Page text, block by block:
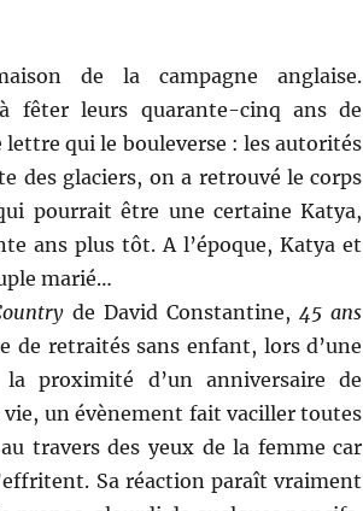
de la campagne anglaise.
fêter leurs quarante-cinq ans de
qui le bouleverse : les autorités
des glaciers, on a retrouvé le corps
pourrait être une certaine Katya,
ans plus tôt. A l’époque, Katya et
marié…
de David Constantine,45 ans
de retraités sans enfant, lors d’une
proximité d’un anniversaire de
un évènement fait vaciller toutes
travers des yeux de la femme car
Sa réaction paraît vraiment